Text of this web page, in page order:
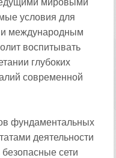
мировыми
условия для
и международным
воспитывать
глубоких
современной
фундаментальных
деятельности
сети